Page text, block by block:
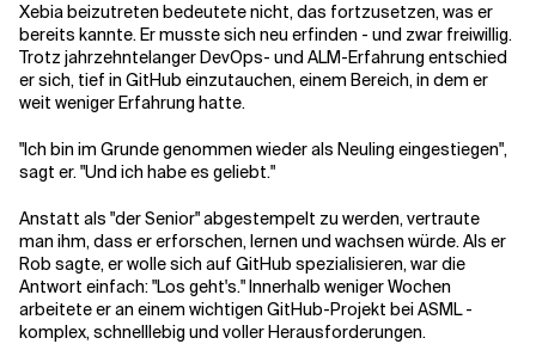
Xebia beizutreten bedeutete nicht, das fortzusetzen, was er
bereits kannte. Er musste sich neu erfinden - und zwar freiwillig.
Trotz jahrzehntelanger DevOps- und ALM-Erfahrung entschied
er sich, tief in GitHub einzutauchen, einem Bereich, in dem er
weit weniger Erfahrung hatte.
"Ich bin im Grunde genommen wieder als Neuling eingestiegen",
sagt er. "Und ich habe es geliebt."
Anstatt als "der Senior" abgestempelt zu werden, vertraute
man ihm, dass er erforschen, lernen und wachsen würde. Als er
Rob sagte, er wolle sich auf GitHub spezialisieren, war die
Antwort einfach: "Los geht's." Innerhalb weniger Wochen
arbeitete er an einem wichtigen GitHub-Projekt bei ASML -
komplex, schnelllebig und voller Herausforderungen.